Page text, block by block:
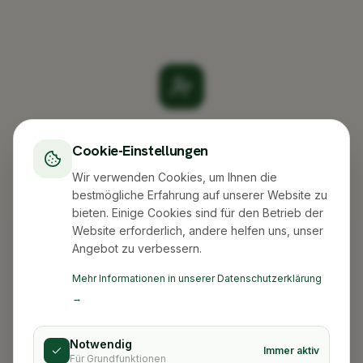
Continue with Google
Email
Cookie-Einstellungen
Wir verwenden Cookies, um Ihnen die
bestmögliche Erfahrung auf unserer Website zu
bieten. Einige Cookies sind für den Betrieb der
Website erforderlich, andere helfen uns, unser
Angebot zu verbessern.
Mehr Informationen in unserer Datenschutzerklärung
→
Notwendig
Für Grundfunktionen
Immer aktiv